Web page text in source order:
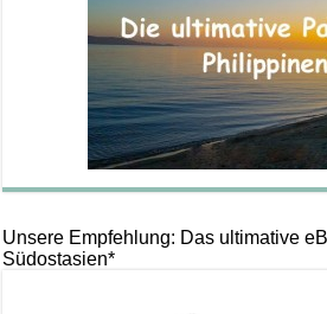
Unsere Empfehlung: Das ultimative
Südostasien*